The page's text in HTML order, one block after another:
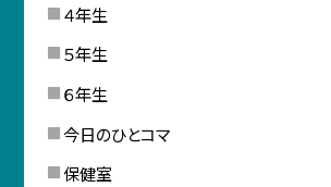
４年生
５年生
６年生
今日のひとコマ
保健室